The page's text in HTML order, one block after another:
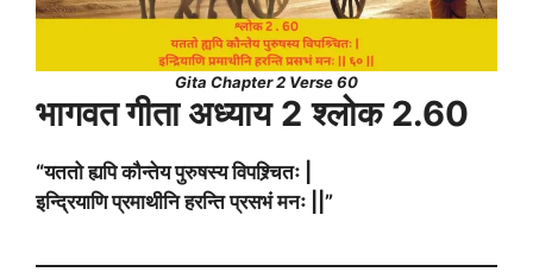
Gita Chapter 2 Verse 60
भागवत गीता अध्याय 2 श्लोक 2.60
“यततो ह्यपि कौन्तेय पुरुषस्य विपश्र्चितः |
इन्द्रियाणि प्रमाथीनि हरन्ति प्रसभं मनः ||”